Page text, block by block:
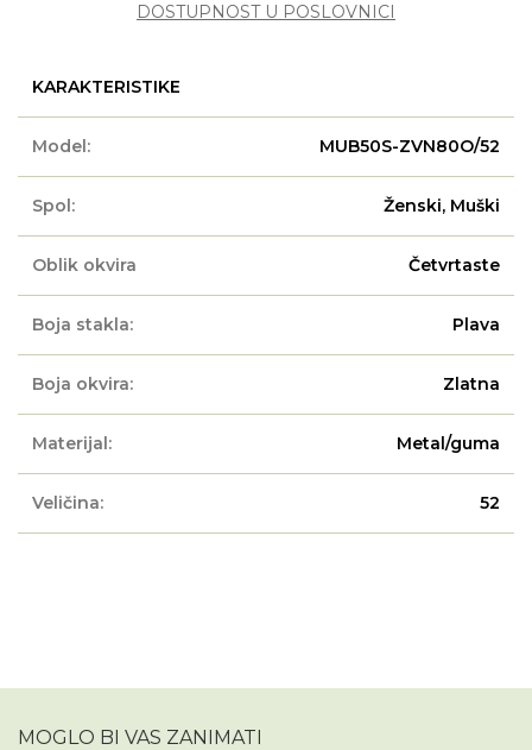
DOSTUPNOST U POSLOVNICI
KARAKTERISTIKE
Model: MUB50S-ZVN80O/52
Spol: Ženski, Muški
Oblik okvira Četvrtaste
Boja stakla: Plava
Boja okvira: Zlatna
Materijal: Metal/guma
Veličina: 52
MOGLO BI VAS ZANIMATI